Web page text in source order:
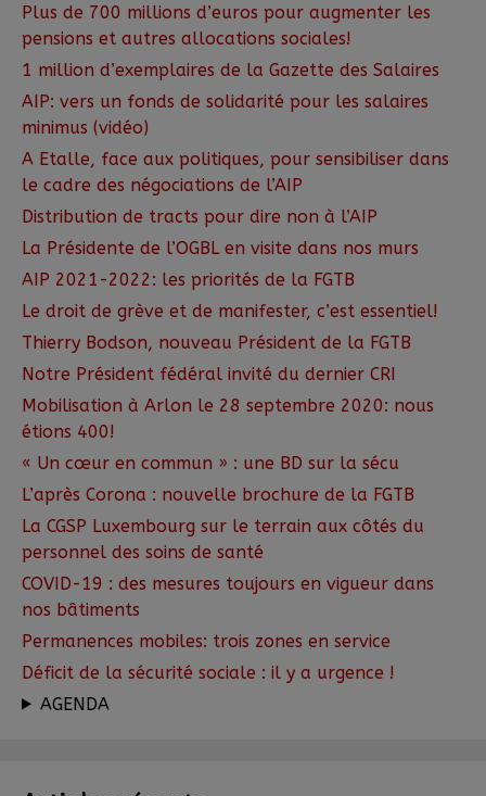
Plus de 700 millions d’euros pour augmenter les
pensions et autres allocations sociales!
1 million d’exemplaires de la Gazette des Salaires
AIP: vers un fonds de solidarité pour les salaires
minimus (vidéo)
A Etalle, face aux politiques, pour sensibiliser dans
le cadre des négociations de l’AIP
Distribution de tracts pour dire non à l’AIP
La Présidente de l’OGBL en visite dans nos murs
AIP 2021-2022: les priorités de la FGTB
Le droit de grève et de manifester, c’est essentiel!
Thierry Bodson, nouveau Président de la FGTB
Notre Président fédéral invité du dernier CRI
Mobilisation à Arlon le 28 septembre 2020: nous
étions 400!
« Un cœur en commun » : une BD sur la sécu
L’après Corona : nouvelle brochure de la FGTB
La CGSP Luxembourg sur le terrain aux côtés du
personnel des soins de santé
COVID-19 : des mesures toujours en vigueur dans
nos bâtiments
Permanences mobiles: trois zones en service
Déficit de la sécurité sociale : il y a urgence !
AGENDA